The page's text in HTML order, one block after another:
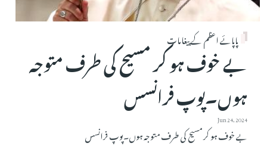
پاپائے اعظم کے پیغامات
بے خوف ہو کر مسیح کی طرف متوجہ
ہوں۔پوپ فرانسس
Jun 24, 2024
بے خوف ہو کر مسیح کی طرف متوجہ ہوں۔پوپ فرانسس